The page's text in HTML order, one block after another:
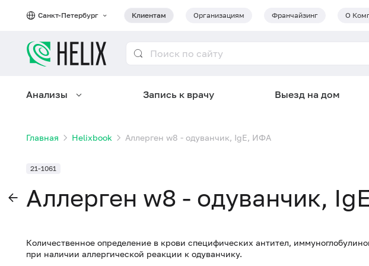
Санкт-Петербург Клиентам Организациям Франчайзинг О
Анализы Запись к врачу Выезд на дом
Главная Helixbook Аллерген w8 - одуванчик, IgE, ИФА
21-1061
Аллерген w8 - одуванчик,
Количественное определение в крови специфических антител,
при наличии аллергической реакции к одуванчику.